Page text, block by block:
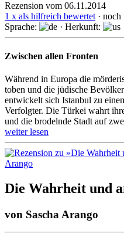
Rezension vom 06.11.2014
1 x als hilfreich bewertet ·
Sprache:
· Herkunft:
Zwischen allen Fronten
Während in Europa die
toben und die jüdische
entwickelt sich Istanbul zu
Ver­folgter. Die Türkei wahrt
und die brodelnde Stadt auf
weiter lesen
Die Wahrheit und
von Sascha Arango